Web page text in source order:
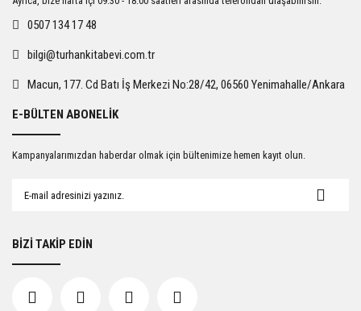
Ürün fiyatı diğer sitelerden daha pahalı.
Gönder
0507 134 17 48
bilgi@turhankitabevi.com.tr
Macun, 177. Cd Batı İş Merkezi No:28/42, 06560 Yenimahalle/Ankara
E-BÜLTEN ABONELİK
Kampanyalarımızdan haberdar olmak için bültenimize hemen kayıt olun.
BİZİ TAKİP EDİN